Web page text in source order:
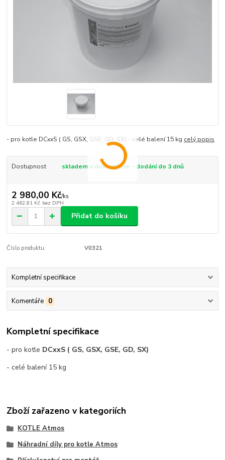
- pro kotle DCxxS ( GS, GSX, GSE, GD, SX) - celé balení 15 kg celý popis
Dostupnost skladem u dodavatele - dodání do 3 dnů
2 980,00 Kč/ks
2 462,81 Kč bez DPH
Přidat do košíku
Číslo produktu: V0321
Kompletní specifikace
Komentáře 0
Kompletní specifikace
- pro kotle DCxxS ( GS, GSX, GSE, GD, SX)
- celé balení 15 kg
Zboží zařazeno v kategoriích
KOTLE Atmos
Náhradní díly pro kotle Atmos